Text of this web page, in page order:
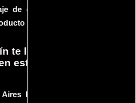
de determinadas escenas
final.
te llevará al borde
este increíble
hasta el mundo, Tesis